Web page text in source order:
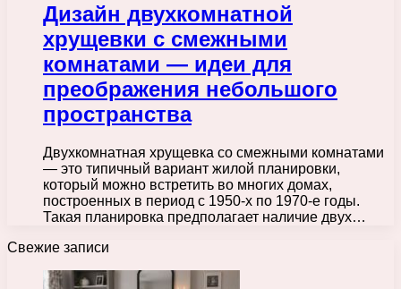
Дизайн двухкомнатной
хрущевки с смежными
комнатами — идеи для
преображения небольшого
пространства
Двухкомнатная хрущевка со смежными комнатами
— это типичный вариант жилой планировки,
который можно встретить во многих домах,
построенных в период с 1950-х по 1970-е годы.
Такая планировка предполагает наличие двух…
Свежие записи